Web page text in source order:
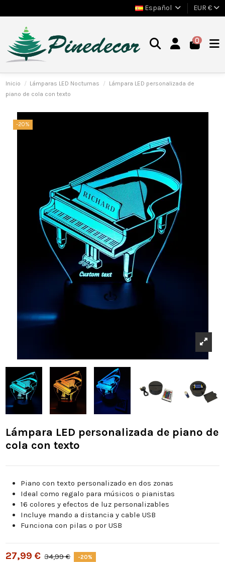
Español EUR €
0
Inicio Lámparas LED Nocturnas
Lámpara LED personalizada de
piano de cola con texto
-20%
Lámpara LED personalizada de piano de
cola con texto
Piano con texto personalizado en dos zonas
Ideal como regalo para músicos o pianistas
16 colores y efectos de luz personalizables
Incluye mando a distancia y cable USB
Funciona con pilas o por USB
27,99 € 34,99 € -20%